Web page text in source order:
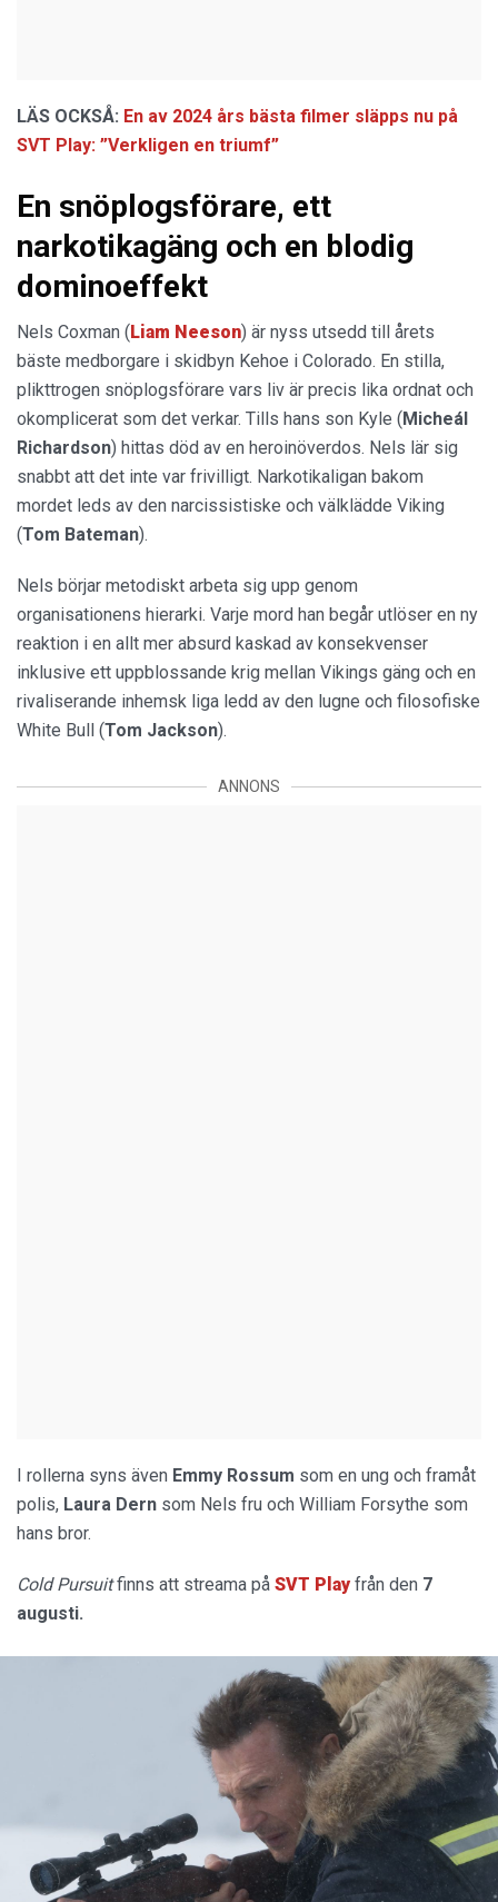
LÄS OCKSÅ: En av 2024 års bästa filmer släpps nu på
SVT Play: ”Verkligen en triumf”
En snöplogsförare, ett
narkotikagäng och en blodig
dominoeffekt
Nels Coxman (Liam Neeson) är nyss utsedd till årets
bäste medborgare i skidbyn Kehoe i Colorado. En stilla,
plikttrogen snöplogsförare vars liv är precis lika ordnat och
okomplicerat som det verkar. Tills hans son Kyle (Micheál
Richardson) hittas död av en heroinöverdos. Nels lär sig
snabbt att det inte var frivilligt. Narkotikaligan bakom
mordet leds av den narcissistiske och välklädde Viking
(Tom Bateman).
Nels börjar metodiskt arbeta sig upp genom
organisationens hierarki. Varje mord han begår utlöser en ny
reaktion i en allt mer absurd kaskad av konsekvenser
inklusive ett uppblossande krig mellan Vikings gäng och en
rivaliserande inhemsk liga ledd av den lugne och filosofiske
White Bull (Tom Jackson).
ANNONS
I rollerna syns även Emmy Rossum som en ung och framåt
polis, Laura Dern som Nels fru och William Forsythe som
hans bror.
Cold Pursuitfinns att streama på SVT Playfrån den 7
augusti.